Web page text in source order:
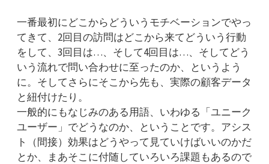
一番最初にどこからどういうモチベーションでやっ
てきて、2回目の訪問はどこから来てどういう行動
をして、3回目は…、そして4回目は…、そしてどう
いう流れで問い合わせに至ったのか、というよう
に。そしてさらにそこから先も、実際の顧客データ
と紐付けたり。
一般的にもなじみのある用語、いわゆる「ユニーク
ユーザー」でどうなのか、ということです。アシス
ト（間接）効果はどうやって見ていけばいいのかだ
とか、まあそこに付随していろいろ課題もあるので